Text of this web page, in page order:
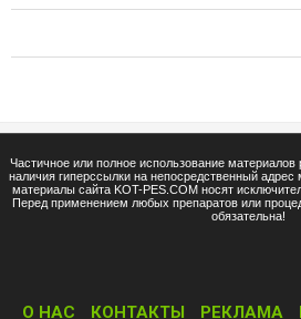
Частичное или полное использование материалов
наличия гиперссылки на непосредственный
материалы сайта KOT-PES.COM носят
Перед применением любых препаратов или
обязательна!
О НАС КОНТАКТЫ РЕКЛАМА